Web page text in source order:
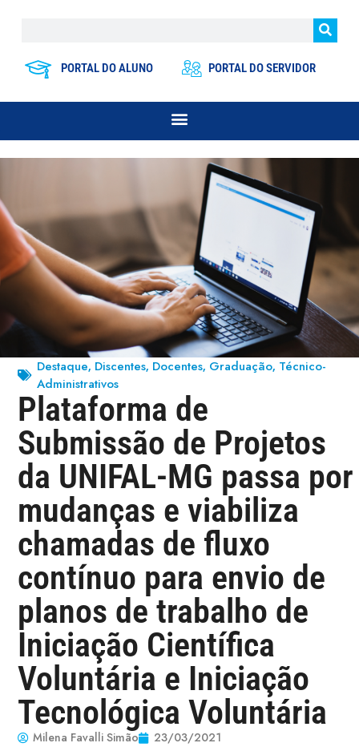
PORTAL DO ALUNO PORTAL DO SERVIDOR
Destaque, Discentes, Docentes, Graduação, Técnico-
Administrativos
Plataforma de
Submissão de Projetos
da UNIFAL-MG passa por
mudanças e viabiliza
chamadas de fluxo
contínuo para envio de
planos de trabalho de
Iniciação Científica
Voluntária e Iniciação
Tecnológica Voluntária
Milena Favalli Simão 23/03/2021